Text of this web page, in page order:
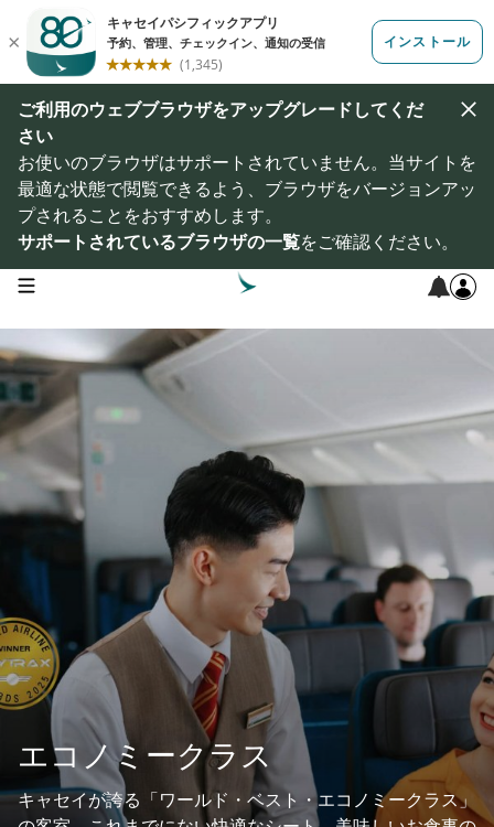
ご利用のウェブブラウザをアップグレードしてくだ
さい
お使いのブラウザはサポートされていません。当サイトを
最適な状態で閲覧できるよう、ブラウザをバージョンアッ
プされることをおすすめします。
サポートされているブラウザの一覧をご確認ください。
open navigation menu
エコノミークラス
キャセイが誇る「ワールド・ベスト・エコノミークラス」